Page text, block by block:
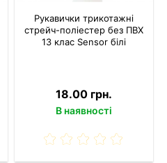
Рукавички трикотажні
стрейч-поліестер без ПВХ
13 клас Sensor білі
18.00 грн.
В наявності